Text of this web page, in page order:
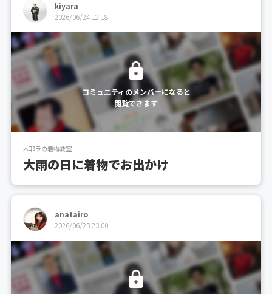
kiyara
2026/06/24 12:18
コミュニティのメンバーになると
閲覧できます
木耶ラの着物教室
大雨の日に着物でお出かけ
anatairo
2026/06/23 23:00